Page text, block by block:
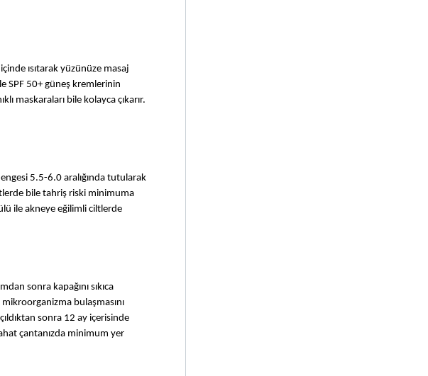
ısıtarak yüzünüze masaj
SPF 50+ güneş kremlerinin
maskaraları bile kolayca çıkarır.
5.5-6.0 aralığında tutularak
bile tahriş riski minimuma
ile akneye eğilimli ciltlerde
sonra kapağını sıkıca
bulaşmasını
sonra 12 ay içerisinde
çantanızda minimum yer